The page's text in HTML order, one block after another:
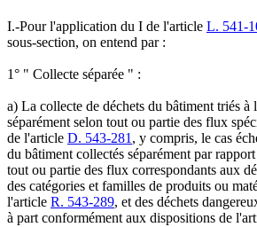
I.-Pour l'application du I de l'article L. 541-
sous-section, on entend par :
1° " Collecte séparée " :
a) La collecte de déchets du bâtiment triés à
séparément selon tout ou partie des flux
de l'article D. 543-281 , y compris, le cas
du bâtiment collectés séparément par
tout ou partie des flux correspondants aux
des catégories et familles de produits ou
l'article R. 543-289, et des déchets
à part conformément aux dispositions de